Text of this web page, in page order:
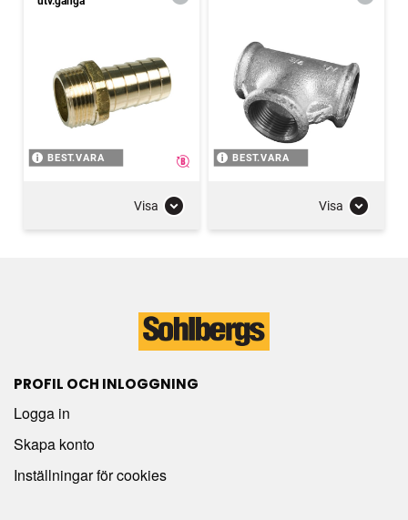
BEST.VARA
Visa
BEST.VARA
Visa
PROFIL OCH INLOGGNING
Logga in
Skapa konto
Inställningar för cookies